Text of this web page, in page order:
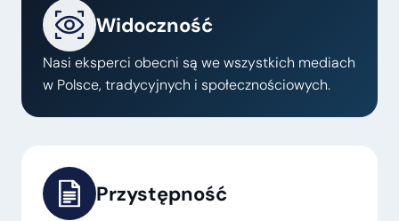
Widoczność
Nasi eksperci obecni są we wszystkich mediach
w Polsce, tradycyjnych i społecznościowych.
Przystępność